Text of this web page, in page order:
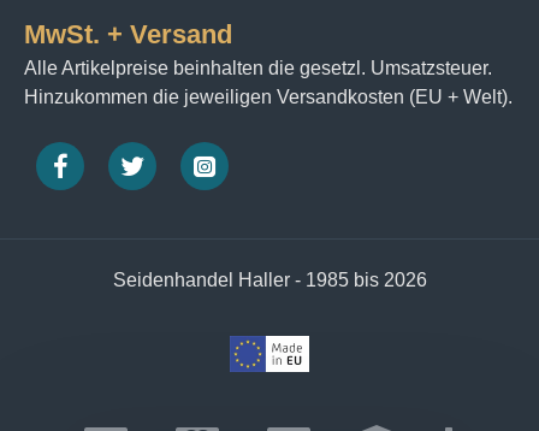
MwSt. + Versand
Alle Artikelpreise beinhalten die gesetzl. Umsatzsteuer.
Hinzukommen die jeweiligen Versandkosten (EU + Welt).
Seidenhandel Haller - 1985 bis 2026